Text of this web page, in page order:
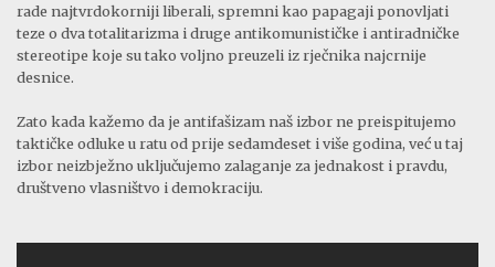
rade najtvrdokorniji liberali, spremni kao papagaji ponovljati
teze o dva totalitarizma i druge antikomunističke i antiradničke
stereotipe koje su tako voljno preuzeli iz rječnika najcrnije
desnice.
Zato kada kažemo da je antifašizam naš izbor ne preispitujemo
taktičke odluke u ratu od prije sedamdeset i više godina, već u taj
izbor neizbježno uključujemo zalaganje za jednakost i pravdu,
društveno vlasništvo i demokraciju.